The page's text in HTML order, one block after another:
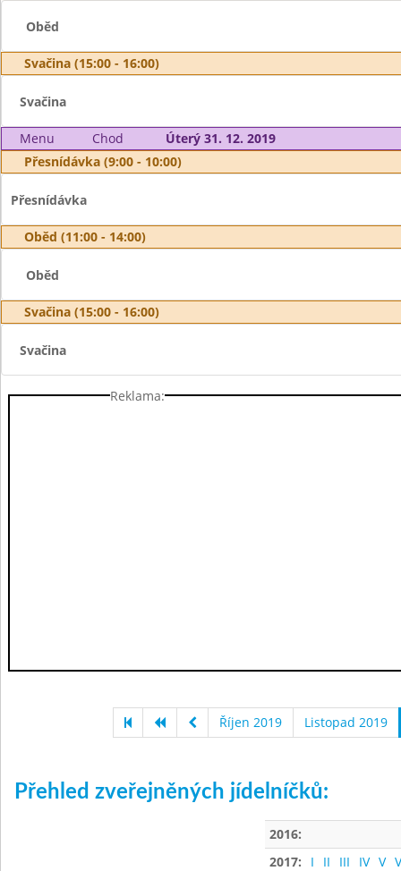
Oběd
Svačina (15:00 - 16:00)
Svačina
Menu Chod
Úterý 31. 12. 2019
Přesnídávka (9:00 - 10:00)
Přesnídávka
Oběd (11:00 - 14:00)
Oběd
Svačina (15:00 - 16:00)
Svačina
Reklama:
Říjen 2019 Listopad 2019
Přehled zveřejněných jídelníčků:
2016:
2017:
I II III IV V